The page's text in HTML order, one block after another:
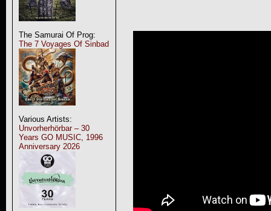
The Samurai Of Prog:
The 7 Voyages Of Sinbad
Various Artists:
Unvorherhörbar – 30
Years GO MUSIC, 1996
Anniversary 2026